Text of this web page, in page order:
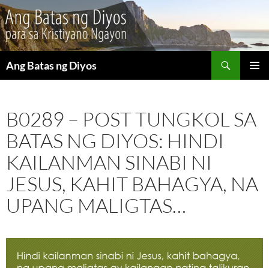
Ang Batas ng Diyos
B0289 – POST TUNGKOL SA
BATAS NG DIYOS: HINDI
KAILANMAN SINABI NI
JESUS, KAHIT BAHAGYA, NA
UPANG MALIGTAS…